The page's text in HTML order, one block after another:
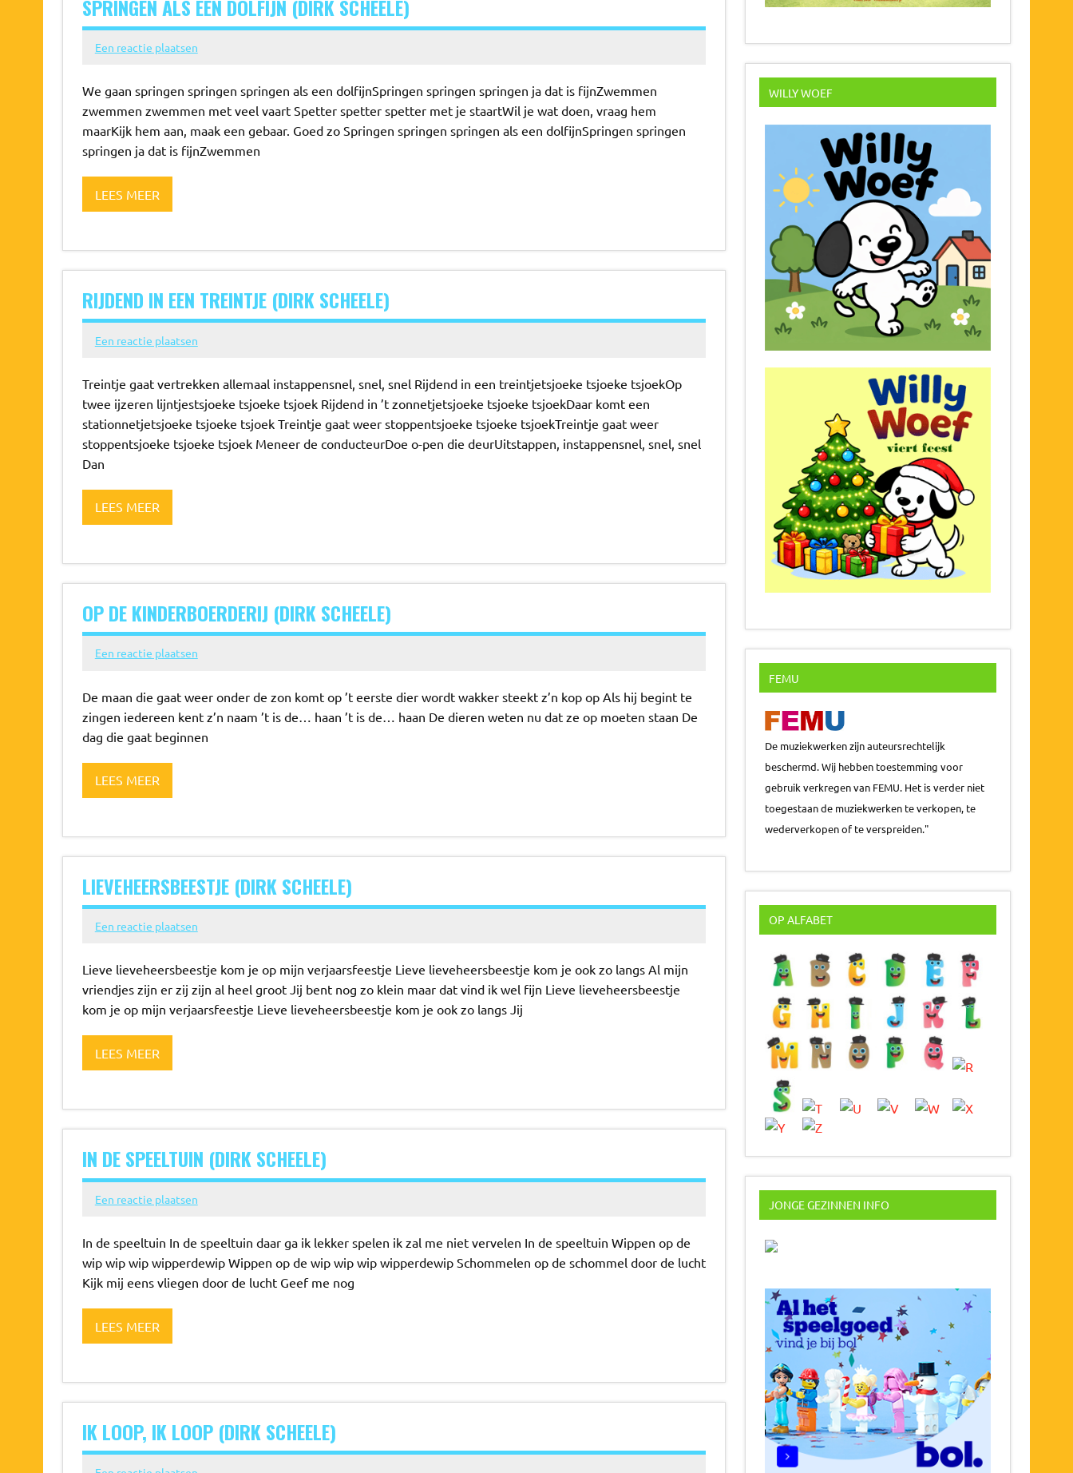
SPRINGEN ALS EEN DOLFIJN (DIRK SCHEELE)
Een reactie plaatsen
We gaan springen springen springen als een dolfijnSpringen springen springen ja dat is fijnZwemmen
zwemmen zwemmen met veel vaart Spetter spetter spetter met je staartWil je wat doen, vraag hem
maarKijk hem aan, maak een gebaar. Goed zo Springen springen springen als een dolfijnSpringen springen
springen ja dat is fijnZwemmen
LEES MEER
RIJDEND IN EEN TREINTJE (DIRK SCHEELE)
Een reactie plaatsen
Treintje gaat vertrekken allemaal instappensnel, snel, snel Rijdend in een treintjetsjoeke tsjoeke tsjoekOp
twee ijzeren lijntjestsjoeke tsjoeke tsjoek Rijdend in ’t zonnetjetsjoeke tsjoeke tsjoekDaar komt een
stationnetjetsjoeke tsjoeke tsjoek Treintje gaat weer stoppentsjoeke tsjoeke tsjoekTreintje gaat weer
stoppentsjoeke tsjoeke tsjoek Meneer de conducteurDoe o-pen die deurUitstappen, instappensnel, snel, snel
Dan
LEES MEER
OP DE KINDERBOERDERIJ (DIRK SCHEELE)
Een reactie plaatsen
De maan die gaat weer onder de zon komt op ’t eerste dier wordt wakker steekt z’n kop op Als hij begint te
zingen iedereen kent z’n naam ’t is de… haan ’t is de… haan De dieren weten nu dat ze op moeten staan De
dag die gaat beginnen
LEES MEER
LIEVEHEERSBEESTJE (DIRK SCHEELE)
Een reactie plaatsen
Lieve lieveheersbeestje kom je op mijn verjaarsfeestje Lieve lieveheersbeestje kom je ook zo langs Al mijn
vriendjes zijn er zij zijn al heel groot Jij bent nog zo klein maar dat vind ik wel fijn Lieve lieveheersbeestje
kom je op mijn verjaarsfeestje Lieve lieveheersbeestje kom je ook zo langs Jij
LEES MEER
IN DE SPEELTUIN (DIRK SCHEELE)
Een reactie plaatsen
In de speeltuin In de speeltuin daar ga ik lekker spelen ik zal me niet vervelen In de speeltuin Wippen op de
wip wip wip wipperdewip Wippen op de wip wip wip wipperdewip Schommelen op de schommel door de lucht
Kijk mij eens vliegen door de lucht Geef me nog
LEES MEER
IK LOOP, IK LOOP (DIRK SCHEELE)
WILLY WOEF
FEMU
De muziekwerken zijn auteursrechtelijk
beschermd. Wij hebben toestemming voor
gebruik verkregen van FEMU. Het is verder niet
toegestaan de muziekwerken te verkopen, te
wederverkopen of te verspreiden."
OP ALFABET
JONGE GEZINNEN INFO